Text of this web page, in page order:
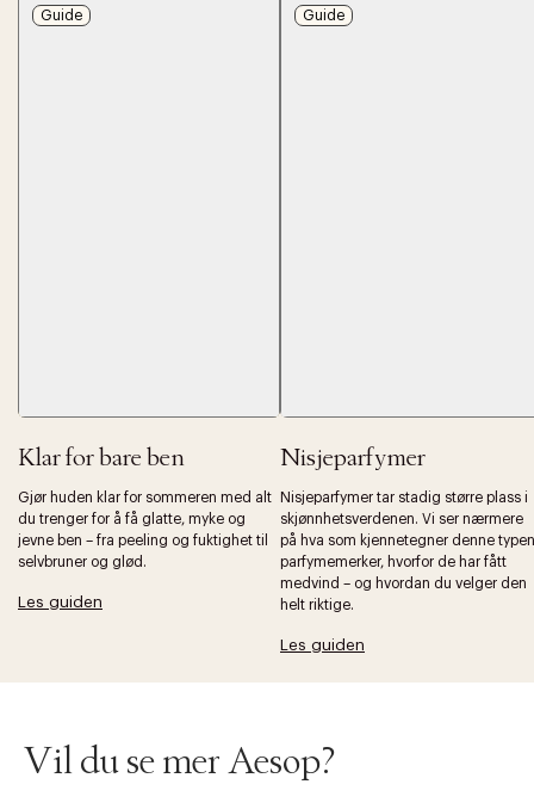
Guide
Klar for bare ben
Gjør huden klar for sommeren med alt
du trenger for å få glatte, myke og
jevne ben – fra peeling og fuktighet til
selvbruner og glød.
Les guiden
Guide
Nisjeparfymer
Nisjeparfymer tar stadig større plass i
skjønnhetsverdenen. Vi ser nærmere
på hva som kjennetegner denne typen
parfymemerker, hvorfor de har fått
medvind – og hvordan du velger den
helt riktige.
Les guiden
Vil du se mer Aesop?